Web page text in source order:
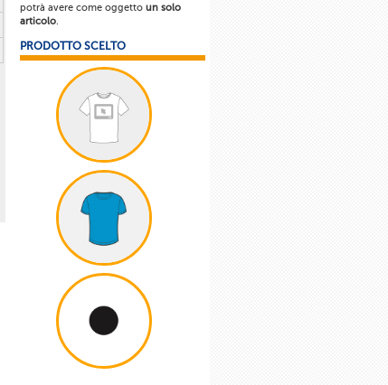
potrà avere come oggetto un solo
articolo.
PRODOTTO SCELTO